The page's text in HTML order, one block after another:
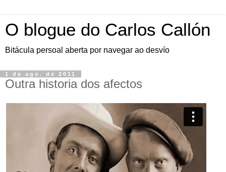
O blogue do Carlos Callón
Bitácula persoal aberta por navegar ao desvío
1 de ago. de 2011
Outra historia dos afectos